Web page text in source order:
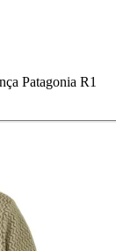
Patagonia R1